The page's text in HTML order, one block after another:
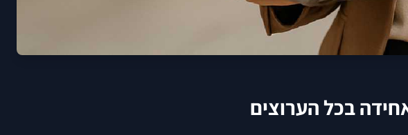
בכל הערוצים